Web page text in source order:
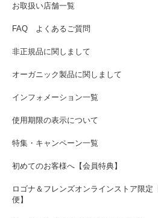
お取扱い店舗一覧
FAQ よくあるご質問
非正規品に関しまして
オーガニック製品に関しまして
インフォメーション一覧
使用期限の表示について
特集・キャンペーン一覧
初めてのお客様へ【会員特典】
ロゴナ＆フレンズオンラインストア限定
便】